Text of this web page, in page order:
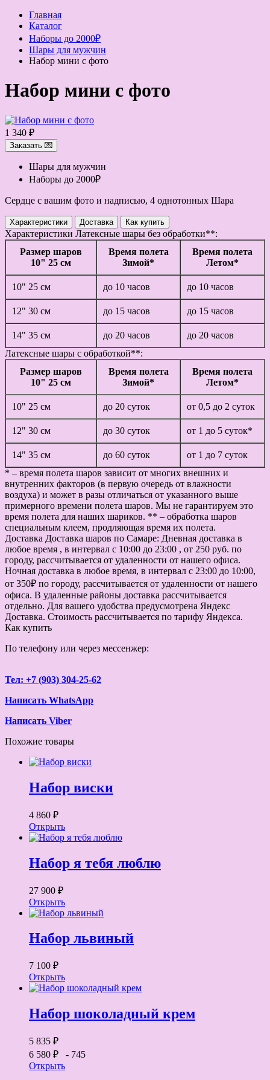
Главная
Каталог
Наборы до 2000₽
Шары для мужчин
Набор мини с фото
Набор мини с фото
1 340 ₽
Заказать 💌
Шары для мужчин
Наборы до 2000₽
Сердце с вашим фото и надписью, 4 однотонных Шара
Характеристики Доставка Как купить
Характеристики Латексные шары без обработки**:
Размер шаров
10" 25 см
Время полета
Зимой*
Время полета
Летом*
10" 25 см до 10 часов до 10 часов
12" 30 см до 15 часов до 15 часов
14" 35 см до 20 часов
до 20 часов
Латексные шары с обработкой**:
Размер шаров
10" 25 см
Время полета
Зимой*
Время полета
Летом*
10" 25 см до 20 суток от 0,5 до 2 суток
12" 30 см до 30 суток от 1 до 5 суток*
14" 35 см до 60 суток
от 1 до 7 суток
* – время полета шаров зависит от многих внешних и
внутренних факторов (в первую очередь от влажности
воздуха) и может в разы отличаться от указанного выше
примерного времени полета шаров. Мы не гарантируем это
время полета для наших шариков. ** – обработка шаров
специальным клеем, продляющая время их полета.
Доставка Доставка шаров по Самаре: Дневная доставка в
любое время , в интервал с 10:00 до 23:00 , от 250 руб. по
городу, рассчитывается от удаленности от нашего офиса.
Ночная доставка в любое время, в интервал с 23:00 до 10:00,
от 350₽ по городу, рассчитывается от удаленности от нашего
офиса. В удаленные районы доставка рассчитывается
отдельно. Для вашего удобства предусмотрена Яндекс
Доставка. Стоимость рассчитывается по тарифу Яндекса.
Как купить
По телефону или через мессенжер:
Тел: +7 (903) 304-25-62
Написать WhatsApp
Написать Viber
Похожие товары
Набор виски
4 860 ₽
Открыть
Набор я тебя люблю
27 900 ₽
Открыть
Набор львиный
7 100 ₽
Открыть
Набор шоколадный крем
5 835 ₽
6 580 ₽ - 745
Открыть